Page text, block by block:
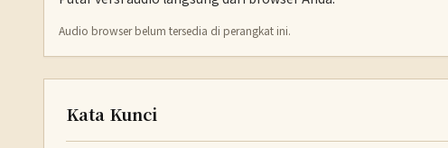
Audio browser belum tersedia di perangkat ini.
Kata Kunci